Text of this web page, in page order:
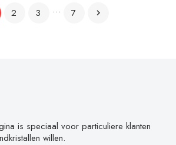
2 3 … 7 
is speciaal voor particuliere klanten
willen.